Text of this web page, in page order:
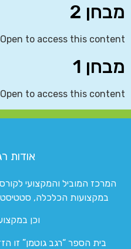
מבחן 2
Open to access this content
מבחן 1
Open to access this content
אודות
במקצועות הכלכלה,
וכן
בית הספר “רגב גוטמן” זו